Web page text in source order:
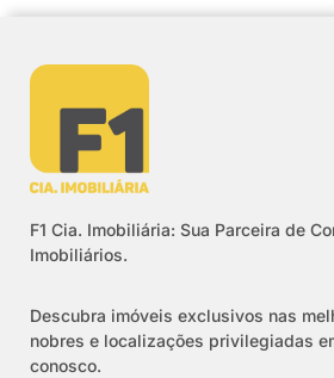
F1 Cia. Imobiliária: Sua Parceira de
Imobiliários.
Descubra imóveis exclusivos nas
nobres e localizações privilegiadas
conosco.